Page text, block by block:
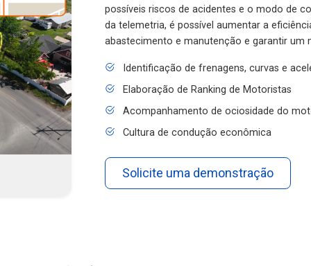
possíveis riscos de acidentes e o modo de
da telemetria, é possível aumentar a
abastecimento e manutenção e garantir um
Identificação de frenagens, curvas e
Elaboração de Ranking de Motoristas
Acompanhamento de ociosidade do
Cultura de condução econômica
Solicite uma demonstração